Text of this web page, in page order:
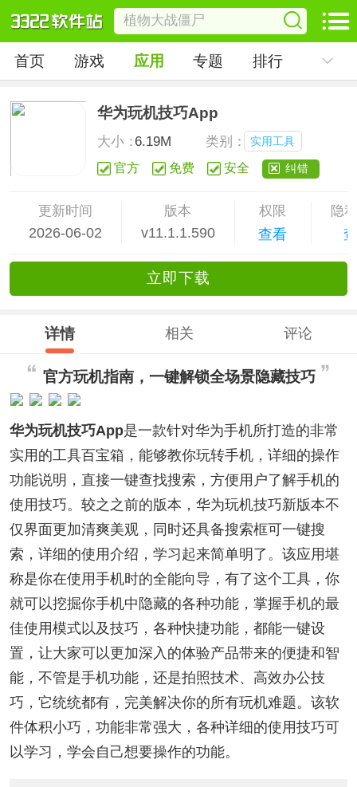
首页 游戏 应用 专题 排行
华为玩机技巧App
大小：6.19M 类别： 实用工具
官方 免费 安全 纠错
更新时间
2026-06-02
版本
v11.1.1.590
权限
查看
隐
立即下载
详情 相关 评论
官方玩机指南，一键解锁全场景隐藏技巧
华为玩机技巧App是一款针对华为手机所打造的非常
实用的工具百宝箱，能够教你玩转手机，详细的操作
功能说明，直接一键查找搜索，方便用户了解手机的
使用技巧。较之之前的版本，华为玩机技巧新版本不
仅界面更加清爽美观，同时还具备搜索框可一键搜
索，详细的使用介绍，学习起来简单明了。该应用堪
称是你在使用手机时的全能向导，有了这个工具，你
就可以挖掘你手机中隐藏的各种功能，掌握手机的最
佳使用模式以及技巧，各种快捷功能，都能一键设
置，让大家可以更加深入的体验产品带来的便捷和智
能，不管是手机功能，还是拍照技术、高效办公技
巧，它统统都有，完美解决你的所有玩机难题。该软
件体积小巧，功能非常强大，各种详细的使用技巧可
以学习，学会自己想要操作的功能。